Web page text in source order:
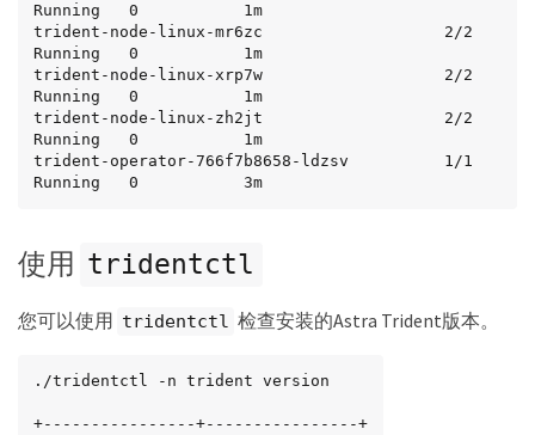
Running   0           1m
trident-node-linux-mr6zc                   2/2
Running   0           1m
trident-node-linux-xrp7w                   2/2
Running   0           1m
trident-node-linux-zh2jt                   2/2
Running   0           1m
trident-operator-766f7b8658-ldzsv          1/1
Running   0           3m
使用 tridentctl
您可以使用 tridentctl 检查安装的Astra Trident版本。
./tridentctl -n trident version
+----------------+----------------+